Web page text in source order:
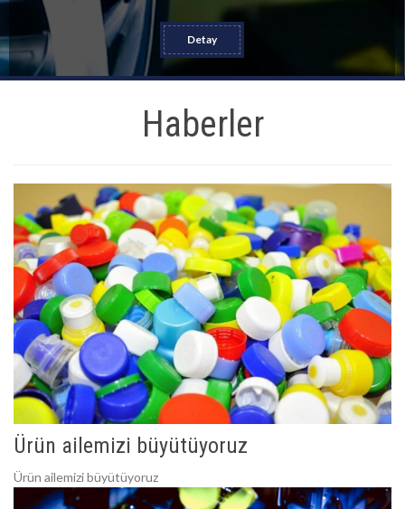
Detay
Haberler
Ürün ailemizi büyütüyoruz
Ürün ailemizi büyütüyoruz